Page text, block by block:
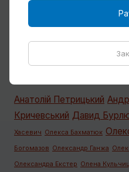
Всі статті
Анатолій Петрицький
Кричевський Давид
Хасевич Олекса Бахматюк
Богомазов Олександр Ганжа
Олександра Екстер Олена